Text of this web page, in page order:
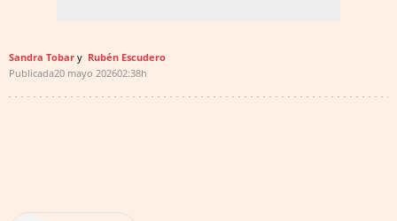
Sandra Tobar
Rubén Escudero
Publicada20 mayo 202602:38h